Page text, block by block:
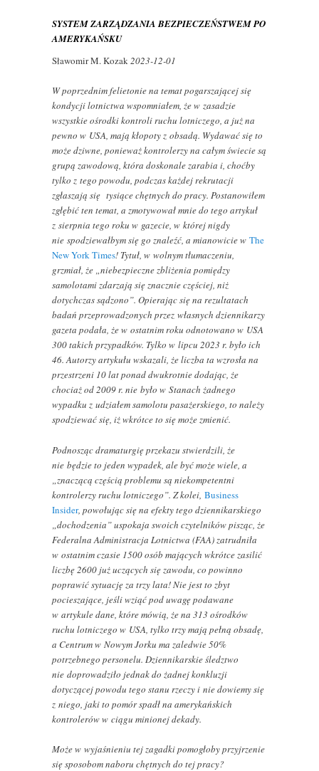
SYSTEM ZARZĄDZANIA BEZPIECZEŃSTWEM PO
AMERYKAŃSKU
Sławomir M. Kozak2023-12-01
W poprzednim felietonie na temat pogarszającej się
kondycji lotnictwa wspomniałem, że w zasadzie
wszystkie ośrodki kontroli ruchu lotniczego, a już na
pewno w USA, mają kłopoty z obsadą. Wydawać się to
może dziwne, ponieważ kontrolerzy na całym świecie są
grupą zawodową, która doskonale zarabia i, choćby
tylko z tego powodu, podczas każdej rekrutacji
zgłaszają się tysiące chętnych do pracy. Postanowiłem
zgłębić ten temat, a zmotywował mnie do tego artykuł
z sierpnia tego roku w gazecie, w której nigdy
nie spodziewałbym się go znaleźć, a mianowicie wThe
New York Times! Tytuł, w wolnym tłumaczeniu,
grzmiał, że „niebezpieczne zbliżenia pomiędzy
samolotami zdarzają się znacznie częściej, niż
dotychczas sądzono”. Opierając się na rezultatach
badań przeprowadzonych przez własnych dziennikarzy
gazeta podała, że w ostatnim roku odnotowano w USA
300 takich przypadków. Tylko w lipcu 2023 r. było ich
46. Autorzy artykułu wskazali, że liczba ta wzrosła na
przestrzeni 10 lat ponad dwukrotnie dodając, że
chociaż od 2009 r. nie było w Stanach żadnego
wypadku z udziałem samolotu pasażerskiego, to należy
spodziewać się, iż wkrótce to się może zmienić.
Podnosząc dramaturgię przekazu stwierdzili, że
nie będzie to jeden wypadek, ale być może wiele, a
„znaczącą częścią problemu są niekompetentni
kontrolerzy ruchu lotniczego”. Z kolei,Business
Insider, powołując się na efekty tego dziennikarskiego
„dochodzenia” uspokaja swoich czytelników pisząc, że
Federalna Administracja Lotnictwa (FAA) zatrudniła
w ostatnim czasie 1500 osób mających wkrótce zasilić
liczbę 2600 już uczących się zawodu, co powinno
poprawić sytuację za trzy lata! Nie jest to zbyt
pocieszające, jeśli wziąć pod uwagę podawane
w artykule dane, które mówią, że na 313 ośrodków
ruchu lotniczego w USA, tylko trzy mają pełną obsadę,
a Centrum w Nowym Jorku ma zaledwie 50%
potrzebnego personelu. Dziennikarskie śledztwo
nie doprowadziło jednak do żadnej konkluzji
dotyczącej powodu tego stanu rzeczy i nie dowiemy się
z niego, jaki to pomór spadł na amerykańskich
kontrolerów w ciągu minionej dekady.
Może w wyjaśnieniu tej zagadki pomogłoby przyjrzenie
się sposobom naboru chętnych do tej pracy?